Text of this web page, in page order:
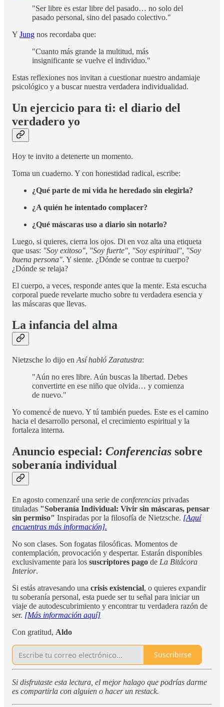
"Ser libre es estar libre del pasado… no solo del
pasado personal, sino del pasado colectivo."
Y Jung nos recordaba que:
"Cuanto más grande la multitud, más
insignificante se vuelve el individuo."
Estas reflexiones nos invitan a cuestionar nuestro andamiaje
psicológico y a buscar nuestra verdadera individualidad.
Un ejercicio para ti: el diario del
verdadero yo
Hoy te invito a detenerte un momento.
Toma un cuaderno. Y con honestidad radical, escribe:
¿Qué parte de mi vida he heredado sin elegirla?
¿A quién he intentado complacer?
¿Qué máscaras uso a diario sin notarlo?
Luego, si quieres, cierra los ojos. Di en voz alta una etiqueta
que usas: "Soy exitoso", "Soy fuerte", "Soy espiritual", "Soy
buena persona". Y siente. ¿Dónde se contrae tu cuerpo?
¿Dónde se relaja?
El cuerpo, a veces, responde antes que la mente. Esta escucha
corporal puede revelarte mucho sobre tu verdadera esencia y
las máscaras que llevas.
La infancia del alma
Nietzsche lo dijo en Así habló Zaratustra:
"Aún no eres libre. Aún buscas la libertad. Debes
convertirte en ese niño que olvida… y comienza
de nuevo."
Yo comencé de nuevo. Y tú también puedes. Este es el camino
hacia el desarrollo personal, el crecimiento espiritual y la
fortaleza interna.
Anuncio especial: Conferencias sobre
soberanía individual
En agosto comenzaré una serie de conferencias privadas
tituladas "Soberanía Individual: Vivir sin máscaras, pensar
sin permiso" Inspiradas por la filosofía de Nietzsche. [Aquí
encuentras más información].
No son clases. Son fogatas filosóficas. Momentos de
contemplación, provocación y despertar. Estarán disponibles
exclusivamente para los suscriptores pago de La Bitácora
Interior.
Si estás atravesando una crisis existencial, o quieres expandir
tu soberanía personal, esta puede ser tu señal para iniciar un
viaje de autodescubrimiento y encontrar tu verdadera razón de
ser. [Más información aquí]
Con gratitud, Aldo
Suscribirse
Si disfrutaste esta lectura, el mejor halago que podrías darme
es compartirla con alguien o hacer un restack.